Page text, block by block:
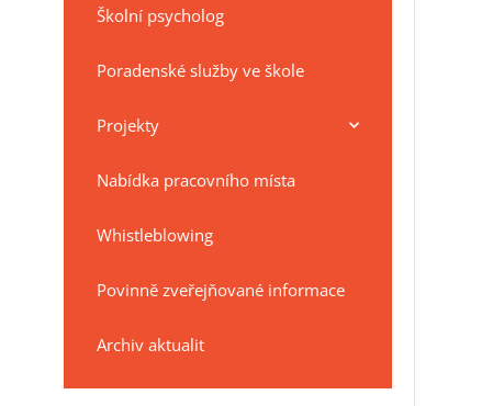
Školní psycholog
Poradenské služby ve škole
Projekty
Nabídka pracovního místa
Whistleblowing
Povinně zveřejňované informace
Archiv aktualit